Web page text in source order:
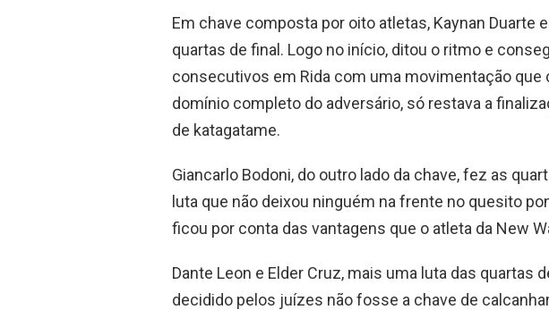
Em chave composta por oito atletas, Kaynan Duarte
quartas de final. Logo no início, ditou o ritmo e
consecutivos em Rida com uma movimentação que
domínio completo do adversário, só restava a
de katagatame.
Giancarlo Bodoni, do outro lado da chave, fez as
luta que não deixou ninguém na frente no quesito
ficou por conta das vantagens que o atleta da New
Dante Leon e Elder Cruz, mais uma luta das quartas
decidido pelos juízes não fosse a chave de